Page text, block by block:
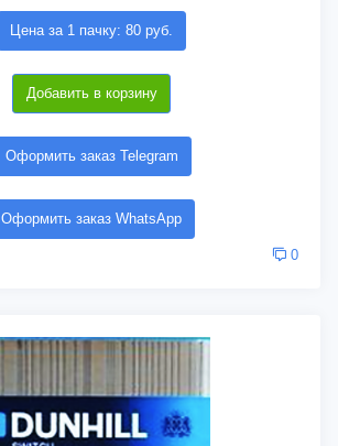
Цена за 1 пачку: 80 руб.
Добавить в корзину
Оформить заказ Telegram
Оформить заказ WhatsApp
0